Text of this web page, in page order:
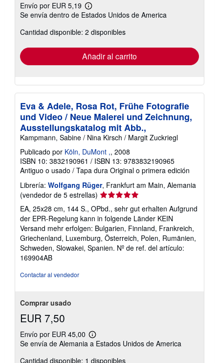
Envío por EUR 5,19
Más
información
las
tarifas
envío
Se envía dentro de Estados Unidos de America
Cantidad disponible: 2 disponibles
Añadir al carrito
Eva & Adele, Rosa Rot, Frühe Fotografie
und Video / Neue Malerei und Zeichnung,
Ausstellungskatalog mit Abb.,
Kampmann, Sabine / Nina Kirsch / Margit Zuckriegl
Publicado por Köln, DuMont ,, 2008
ISBN 10: 3832190961 / ISBN 13: 9783832190965
Antiguo o usado / Tapa dura Original o primera edición
Librería: Wolfgang Rüger, Frankfurt am Main, Alemania
(vendedor de 5 estrellas) Calificación
del
vendedor:
5
de
5
estrellas
EA, 25x28 cm, 144 S., OPbd., sehr gut erhalten Aufgrund
der EPR-Regelung kann in folgende Länder KEIN
Versand mehr erfolgen: Bulgarien, Finnland, Frankreich,
Griechenland, Luxemburg, Österreich, Polen, Rumänien,
Schweden, Slowakei, Spanien. Nº de ref. del artículo:
169904AB
Contactar al vendedor
Comprar usado
EUR 7,50
Envío por EUR 45,00
Más
información
las
Se envía de Alemania a Estados Unidos de America
Cantidad disponible: 1 disponibles